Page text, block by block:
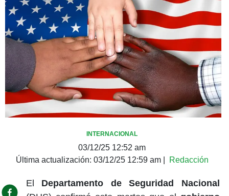
INTERNACIONAL
03/12/25 12:52 am
Última actualización: 03/12/25 12:59 am| Redacción
El Departamento de Seguridad Nacional